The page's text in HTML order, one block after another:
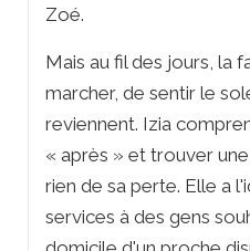
Zoé.
Mais au fil des jours, la
marcher, de sentir le
reviennent. Izia
« après » et trouver
rien de sa perte. Elle a
services à des gens